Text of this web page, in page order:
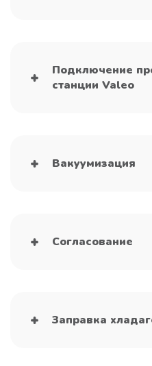
Подключение
станции Valeo
Вакуумизация
Согласование
Заправка